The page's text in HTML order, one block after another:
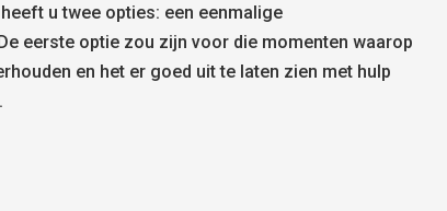
u twee opties: een eenmalige
eerste optie zou zijn voor die momenten waarop
en het er goed uit te laten zien met hulp